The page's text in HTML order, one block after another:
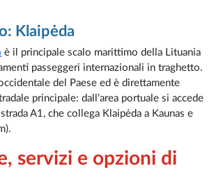
Klaipėda
è il principale scalo marittimo della Lituania
passeggeri internazionali in traghetto.
del Paese ed è direttamente
principale: dall’area portuale si accede
A1, che collega Klaipėda a Kaunas e
servizi e opzioni di